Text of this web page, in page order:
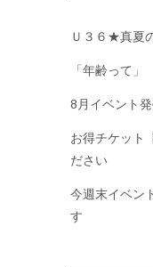
Ｕ３６★真夏
「年齢って」
8月イベント
お得チケット
ださい
今週末イベン
す